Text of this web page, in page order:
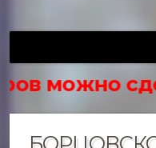
можно